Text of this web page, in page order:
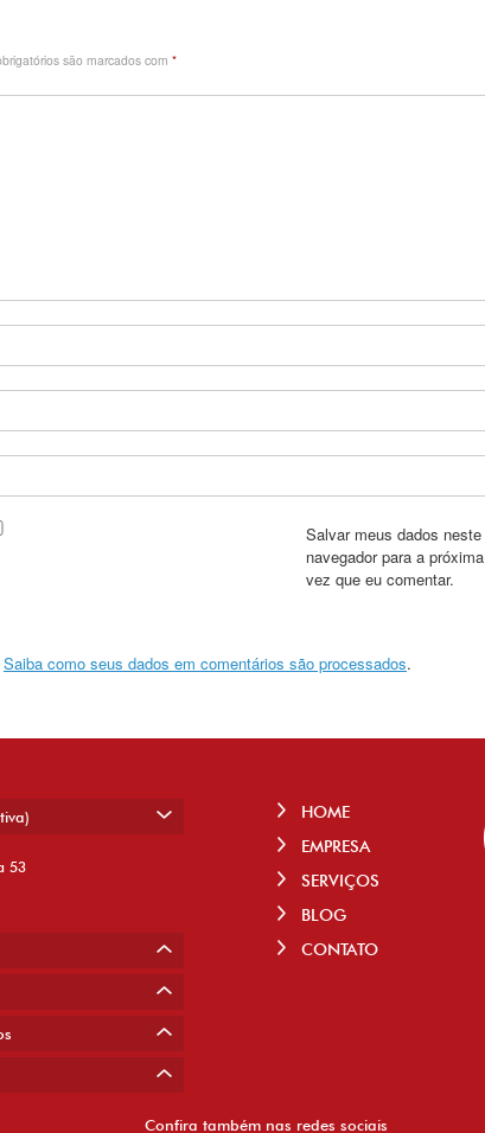
são marcados com *
Salvar meus dados neste
navegador para a próxima
vez que eu comentar.
Saiba como seus dados em comentários são processados.
53
HOME
EMPRESA
SERVIÇOS
BLOG
CONTATO
Confira também nas redes sociais